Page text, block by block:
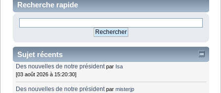
Recherche rapide
Sujet récents
Des nouvelles de notre président par Isa
[03 août 2026 à 15:20:30]
Des nouvelles de notre président parmisterjp